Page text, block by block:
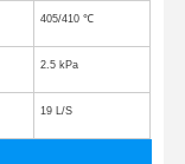
405/410 ℃
2.5 kPa
19 L/S